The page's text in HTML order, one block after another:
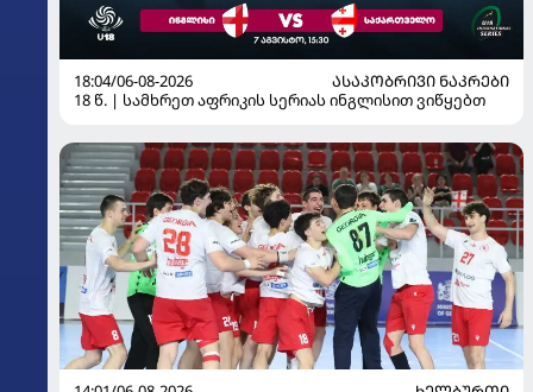
18:04/06-08-2026
ᲐᲡᲐᲙᲝᲑᲠᲘᲕᲘ ᲜᲐᲙᲠᲔᲑᲘ
18 წ. | სამხრეთ აფრიკის სერიას ინგლისით ვიწყებთ